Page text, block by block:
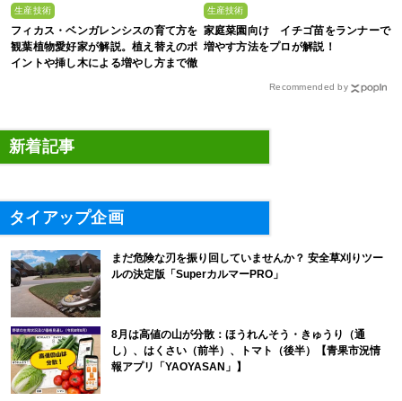
生産技術
フィカス・ベンガレンシスの育て方を
観葉植物愛好家が解説。植え替えのポ
イントや挿し木による増やし方まで徹
生産技術
家庭菜園向け イチゴ苗をランナーで
増やす方法をプロが解説！
Recommended by
新着記事
タイアップ企画
まだ危険な刃を振り回していませんか？ 安全草刈りツー
ルの決定版「SuperカルマーPRO」
8月は高値の山が分散：ほうれんそう・きゅうり（通
し）、はくさい（前半）、トマト（後半）【青果市況情
報アプリ「YAOYASAN」】